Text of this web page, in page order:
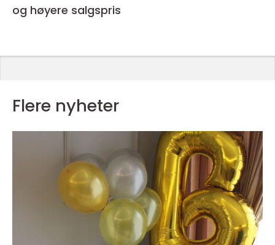
og høyere salgspris
Flere nyheter